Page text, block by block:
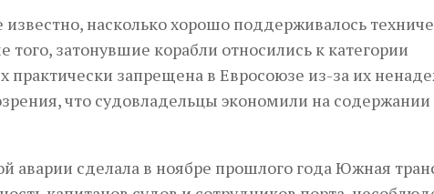
насколько хорошо поддерживалось
того, затонувшие корабли относились к категории
практически запрещена в Евросоюзе из-за их
что судовладельцы экономили на содержании
аварии сделала в ноябре прошлого года Южная